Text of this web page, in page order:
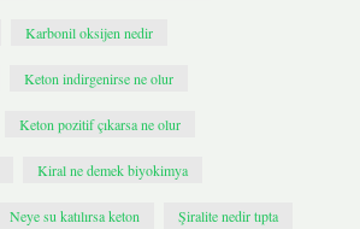
Karbonil oksijen nedir
Keton indirgenirse ne olur
Keton pozitif çıkarsa ne olur
Kiral ne demek biyokimya
Neye su katılırsa keton Şiralite nedir tıpta